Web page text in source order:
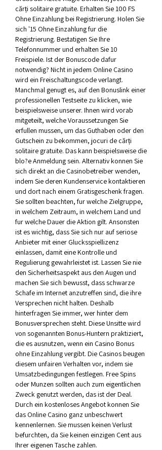
cărți solitaire gratuite. Erhalten Sie 100 FS
Ohne Einzahlung bei Registrierung. Holen Sie
sich '15 Ohne Einzahlung fur die
Registrierung. Bestatigen Sie Ihre
Telefonnummer und erhalten Sie 10
Freispiele. Ist der Bonuscode dafur
notwendig? Nicht in jedem Online Casino
wird ein Freischaltungscode verlangt.
Manchmal genugt es, auf den Bonuslink einer
professionellen Testseite zu klicken, wie
beispielsweise unserer. Ihnen wird vorab
mitgeteilt, welche Voraussetzungen Sie
erfullen mussen, um das Guthaben oder den
Gutschein zu bekommen, jocuri de cărți
solitaire gratuite. Das kann beispielsweise die
blo?e Anmeldung sein. Alternativ konnen Sie
sich direkt an die Casinobetreiber wenden,
indem Sie deren Kundenservice kontaktieren
und dort nach einem Gratisgeschenk fragen.
Sie sollten beachten, fur welche Zielgruppe,
in welchem Zeitraum, in welchem Land und
fur welche Dauer die Aktion gilt. Ansonsten
ist es wichtig, dass Sie sich nur auf seriose
Anbieter mit einer Glucksspiellizenz
einlassen, damit eine Kontrolle und
Regulierung gewahrleistet ist. Lassen Sie nie
den Sicherheitsaspekt aus den Augen und
machen Sie sich bewusst, dass schwarze
Schafe im Internet anzutreffen sind, die ihre
Versprechen nicht halten. Deshalb
hinterfragen Sie immer, wer hinter dem
Bonusversprechen steht. Diese Unsitte wird
von sogenannten Bonus-Huntern praktiziert,
die es ausnutzen, wenn ein Casino Bonus
ohne Einzahlung vergibt. Die Casinos beugen
diesem unfairen Verhalten vor, indem sie
Umsatzbedingungen festlegen. Free Spins
oder Munzen sollten auch zum eigentlichen
Zweck genutzt werden, das ist der Deal.
Durch ein kostenloses Angebot konnen Sie
das Online Casino ganz unbeschwert
kennenlernen. Sie mussen keinen Verlust
befurchten, da Sie keinen einzigen Cent aus
Ihrer eigenen Tasche zahlen.